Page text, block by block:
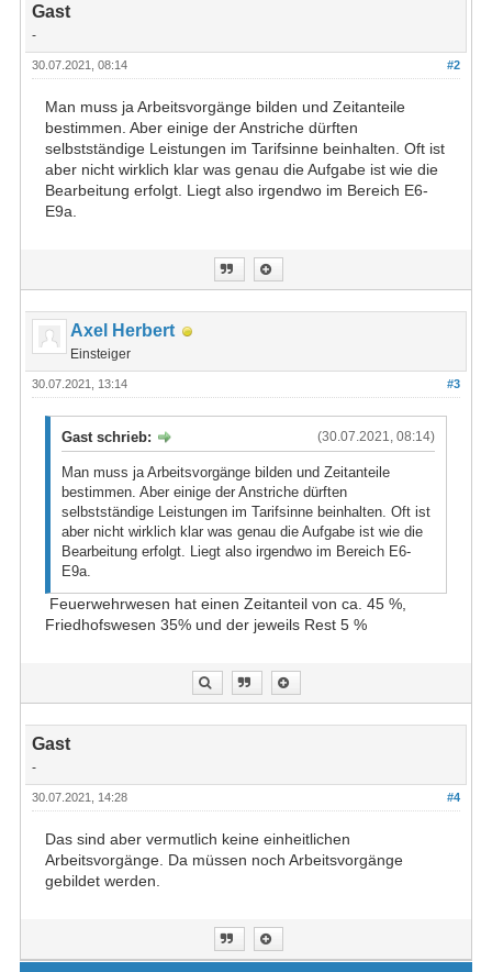
Gast
-
#2
30.07.2021, 08:14
Man muss ja Arbeitsvorgänge bilden und Zeitanteile
bestimmen. Aber einige der Anstriche dürften
selbstständige Leistungen im Tarifsinne beinhalten. Oft ist
aber nicht wirklich klar was genau die Aufgabe ist wie die
Bearbeitung erfolgt. Liegt also irgendwo im Bereich E6-
E9a.
Axel Herbert
Einsteiger
#3
30.07.2021, 13:14
(30.07.2021, 08:14)
Gast schrieb:
Man muss ja Arbeitsvorgänge bilden und Zeitanteile
bestimmen. Aber einige der Anstriche dürften
selbstständige Leistungen im Tarifsinne beinhalten. Oft ist
aber nicht wirklich klar was genau die Aufgabe ist wie die
Bearbeitung erfolgt. Liegt also irgendwo im Bereich E6-
E9a.
Feuerwehrwesen hat einen Zeitanteil von ca. 45 %,
Friedhofswesen 35% und der jeweils Rest 5 %
Gast
-
#4
30.07.2021, 14:28
Das sind aber vermutlich keine einheitlichen
Arbeitsvorgänge. Da müssen noch Arbeitsvorgänge
gebildet werden.